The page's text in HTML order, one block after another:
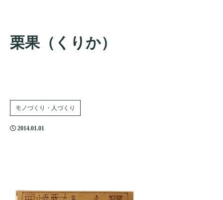
栗果（くりか）
モノづくり・人づくり
2014.01.01